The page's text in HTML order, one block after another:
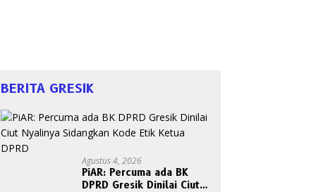
BERITA GRESIK
Agustus 4, 2026
PiAR: Percuma ada BK
DPRD Gresik Dinilai Ciut